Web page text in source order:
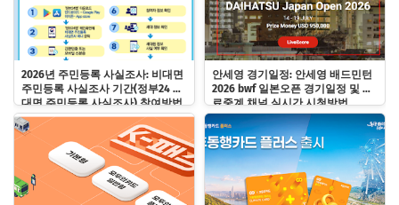
2026년 주민등록 사실조사: 비대면
주민등록 사실조사 기간(정부24 비
대면 주민등록 사실조사) 참여방법
및 과태료 바로알기!
안세영 경기일정: 안세영 배드민턴
2026 bwf 일본오픈 경기일정 및 무
료중계 채널 실시간 시청방법